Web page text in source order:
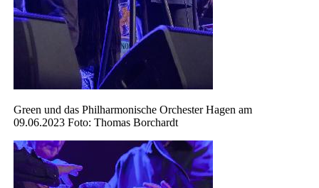
Green und das Philharmonische Orchester Hagen am
09.06.2023 Foto: Thomas Borchardt